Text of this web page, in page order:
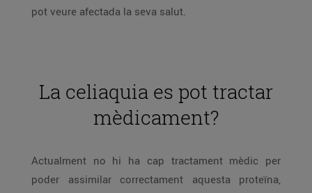
pot veure afectada la seva salut.
La celiaquia es pot tractar
mèdicament?
Actualment no hi ha cap tractament mèdic per
poder assimilar correctament aquesta proteïna,